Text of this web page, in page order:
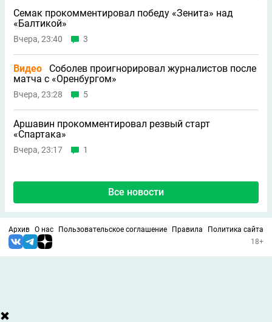
Семак прокомментировал победу «Зенита» над
«Балтикой»
Вчера, 23:40 3
Видео
Соболев проигнорировал журналистов после
матча с «Оренбургом»
Вчера, 23:28 5
Аршавин прокомментировал резвый старт
«Спартака»
Вчера, 23:17 1
Все новости
Архив О нас Пользовательское соглашение Правила
Политика сайта
18+